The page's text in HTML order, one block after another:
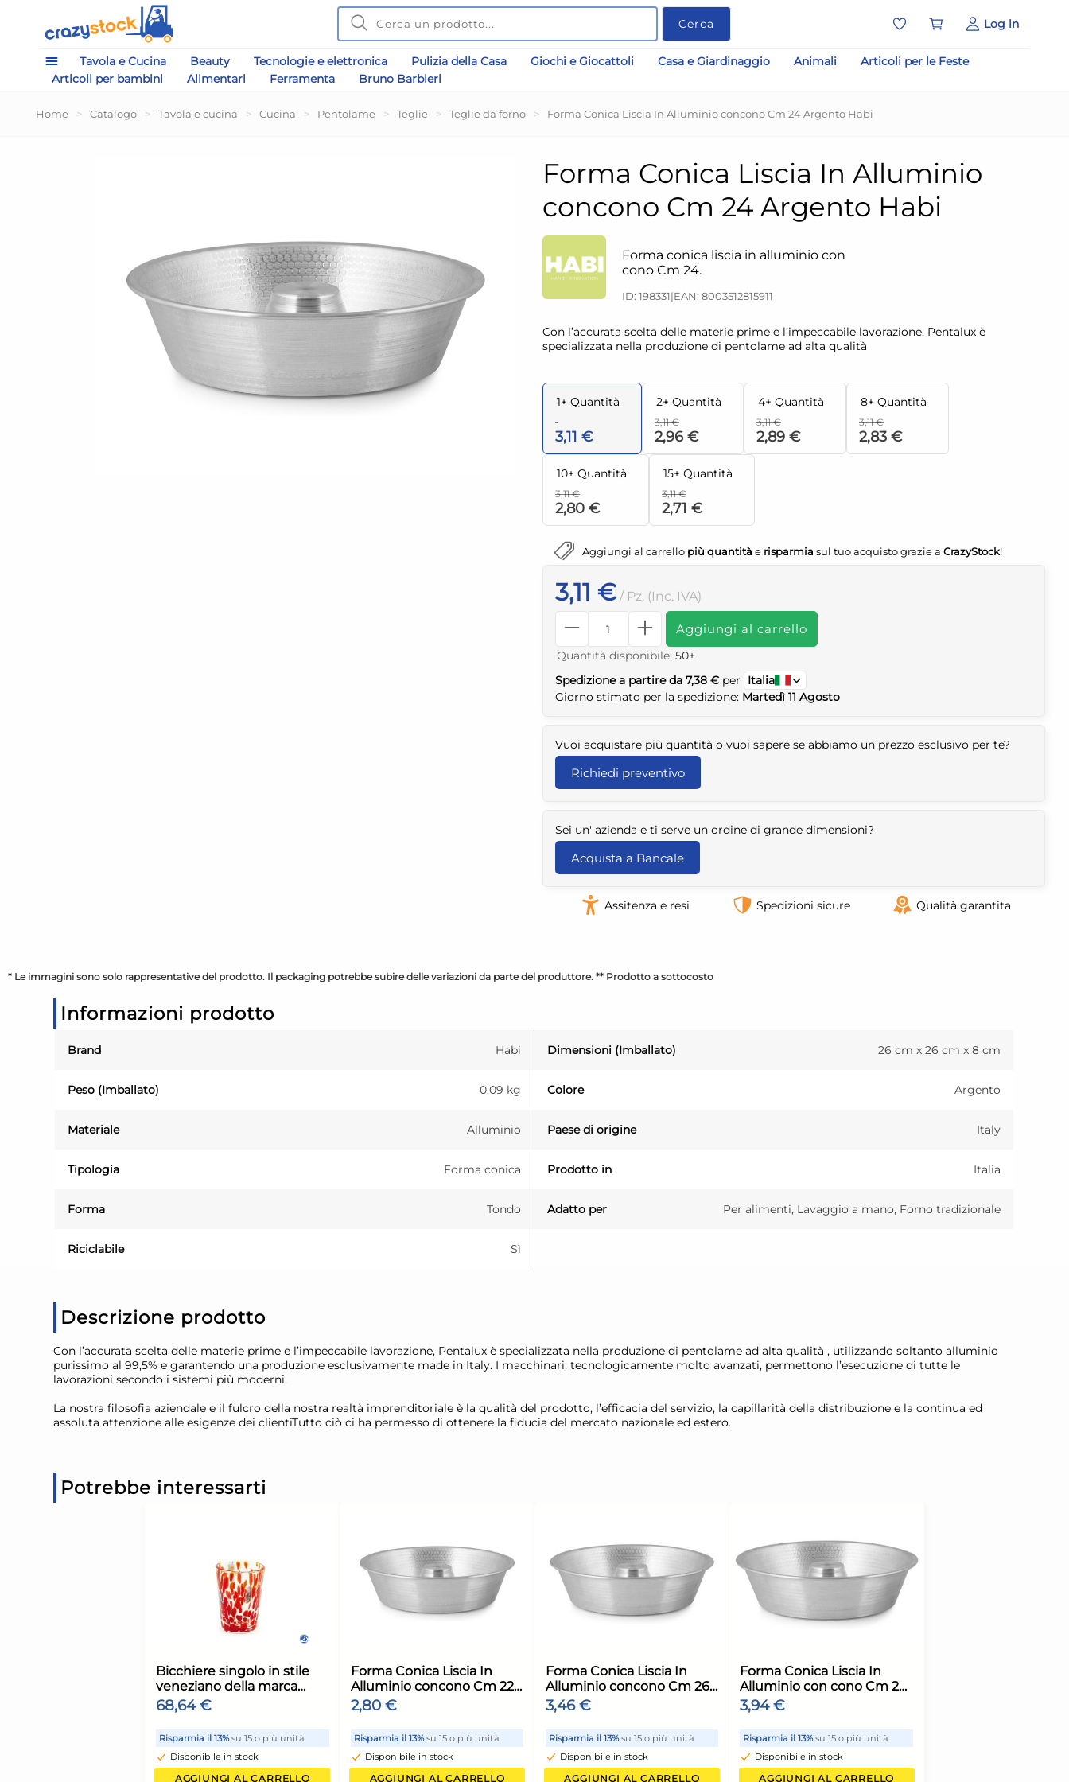
Cerca Log in
Tavola e Cucina Beauty Tecnologie e elettronica Pulizia della Casa Giochi e Giocattoli Casa e Giardinaggio Animali
Articoli per le Feste
Articoli per bambini
Alimentari Ferramenta Bruno Barbieri
Home > Catalogo > Tavola e cucina > Cucina > Pentolame > Teglie > Teglie da forno > Forma Conica Liscia In Alluminio concono Cm 24 Argento Habi
Forma Conica Liscia In Alluminio
concono Cm 24 Argento Habi
Forma conica liscia in alluminio con
cono Cm 24.
ID: 198331|EAN: 8003512815911
Con l’accurata scelta delle materie prime e l’impeccabile lavorazione, Pentalux è
specializzata nella produzione di pentolame ad alta qualità
1+ Quantità
3,11 €
2+ Quantità
3,11 €
2,96 €
4+ Quantità
3,11 €
2,89 €
8+ Quantità
3,11 €
2,83 €
10+ Quantità
3,11 €
2,80 €
15+ Quantità
3,11 €
2,71 €
Aggiungi al carrello più quantità e risparmia sul tuo acquisto grazie a CrazyStock!
3,11 € / Pz. (Inc. IVA)
Aggiungi al carrello
Quantità disponibile: 50+
Spedizione a partire da 7,38 € per
Italia
Giorno stimato per la spedizione: Martedì 11 Agosto
Vuoi acquistare più quantità o vuoi sapere se abbiamo un prezzo esclusivo per te?
Richiedi preventivo
Sei un' azienda e ti serve un ordine di grande dimensioni?
Acquista a Bancale
Assitenza e resi Spedizioni sicure Qualità garantita
* Le immagini sono solo rappresentative del prodotto. Il packaging potrebbe subire delle variazioni da parte del produttore. ** Prodotto a sottocosto
Informazioni prodotto
Brand Habi Dimensioni (Imballato) 26 cm x 26 cm x 8 cm
Peso (Imballato) 0.09 kg Colore Argento
Materiale Alluminio Paese di origine Italy
Tipologia Forma conica Prodotto in Italia
Forma Tondo Adatto per Per alimenti, Lavaggio a mano, Forno tradizionale
Riciclabile Sì
Descrizione prodotto
Con l’accurata scelta delle materie prime e l’impeccabile lavorazione, Pentalux è specializzata nella produzione di pentolame ad alta qualità , utilizzando soltanto alluminio
purissimo al 99,5% e garantendo una produzione esclusivamente made in Italy. I macchinari, tecnologicamente molto avanzati, permettono l’esecuzione di tutte le
lavorazioni secondo i sistemi più moderni.
La nostra filosofia aziendale e il fulcro della nostra realtà imprenditoriale è la qualità del prodotto, l’efficacia del servizio, la capillarità della distribuzione e la continua ed
assoluta attenzione alle esigenze dei clientiTutto ciò ci ha permesso di ottenere la fiducia del mercato nazionale ed estero.
Potrebbe interessarti